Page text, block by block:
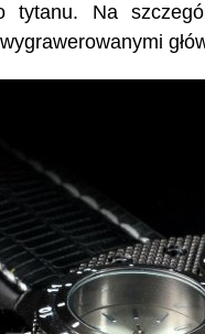
tytanu. Na